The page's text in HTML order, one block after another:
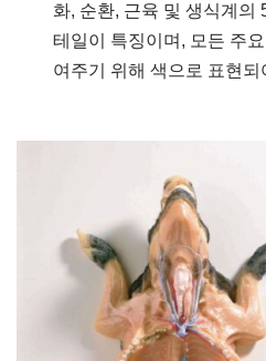
화, 순환, 근육 및 생식계의
테일이 특징이며, 모든 주
여주기 위해 색으로 표현되